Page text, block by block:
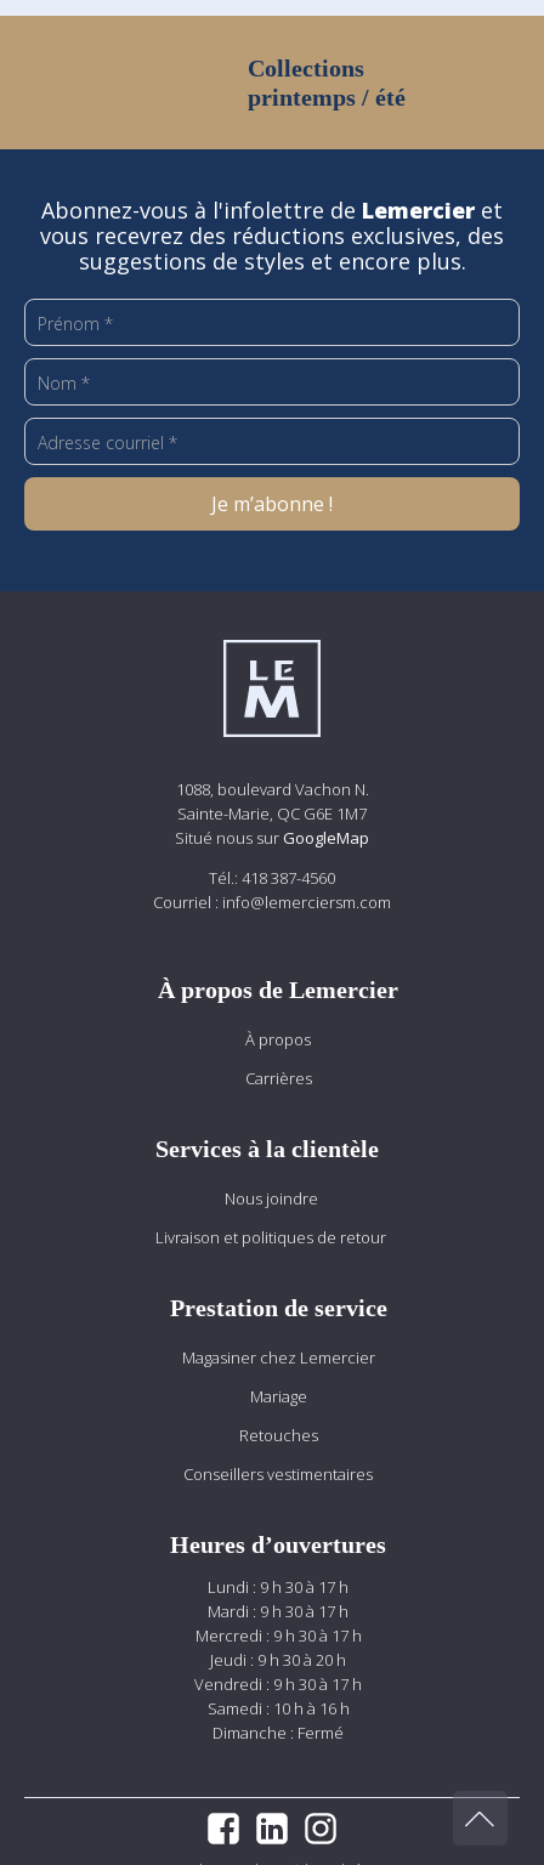
Collections
printemps / été
Abonnez-vous à l'infolettre de Lemercier et
vous recevrez des réductions exclusives, des
suggestions de styles et encore plus.
1088, boulevard Vachon N.
Sainte-Marie, QC G6E 1M7
Situé nous sur GoogleMap
Tél.: 418 387-4560
Courriel : info@lemerciersm.com
À propos de Lemercier
À propos
Carrières
Services à la clientèle
Nous joindre
Livraison et politiques de retour
Prestation de service
Magasiner chez Lemercier
Mariage
Retouches
Conseillers vestimentaires
Heures d’ouvertures
Lundi : 9 h 30 à 17 h
Mardi : 9 h 30 à 17 h
Mercredi : 9 h 30 à 17 h
Jeudi : 9 h 30 à 20 h
Vendredi : 9 h 30 à 17 h
Samedi : 10 h à 16 h
Dimanche : Fermé